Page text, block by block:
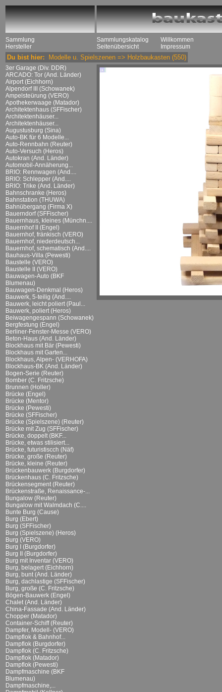
Sammlung
Hersteller
Sammlungskatalog
Seitenübersicht
Willkommen
Impressum
Du bist hier: Modelle u. Spielszenen => Holzbaukasten (550)
3er Garage (Div. DDR)
ARCADO: Tor (And. Länder)
Airport (Eichhorn)
Alpendorf III (Schowanek)
Ampelsteürung (VERO)
Apothekerwaage (Matador)
Architektenhaus (SFFischer)
Architektenhäuser...
Architektenhäuser...
Augustusburg (Sina)
Auto-BK für 6 Modelle...
Auto-Rennbahn (Reuter)
Auto-Versuch (Heros)
Autokran (And. Länder)
Automobil-Annäherung...
BRIO: Rennwagen (And....
BRIO: Schlepper (And....
BRIO: Trike (And. Länder)
Bahnschranke (Heros)
Bahnstation (THUWA)
Bahnübergang (Firma X)
Bauerndorf (SFFischer)
Bauernhaus, kleines (Münchn....
Bauernhof II (Engel)
Bauernhof, fränkisch (VERO)
Bauernhof, niederdeutsch...
Bauernhof, schematisch (And....
Bauhaus-Villa (Pewesti)
Baustelle (VERO)
Baustelle II (VERO)
Bauwagen-Auto (BKF
Blumenau)
Bauwagen-Denkmal (Heros)
Bauwerk, 5-teilig (And....
Bauwerk, leicht poliert (Paul...
Bauwerk, poliert (Heros)
Beiwagengespann (Schowanek)
Bergfestung (Engel)
Berliner-Fenster-Messe (VERO)
Beton-Haus (And. Länder)
Blockhaus mit Bär (Pewesti)
Blockhaus mit Garten...
Blockhaus, Alpen- (VERHOFA)
Blockhaus-BK (And. Länder)
Bogen-Serie (Reuter)
Bomber (C. Fritzsche)
Brunnen (Holler)
Brücke (Engel)
Brücke (Mentor)
Brücke (Pewesti)
Brücke (SFFischer)
Brücke (Spielszene) (Reuter)
Brücke mit Zug (SFFischer)
Brücke, doppelt (BKF...
Brücke, etwas stilisiert...
Brücke, futuristiscch (Näf)
Brücke, große (Reuter)
Brücke, kleine (Reuter)
Brückenbauwerk (Burgdorfer)
Brückenhaus (C. Fritzsche)
Brückensegment (Reuter)
Brückenstraße, Renaissance-...
Bungalow (Reuter)
Bungalow mit Walmdach (C....
Bunte Burg (Cause)
Burg (Ebert)
Burg (SFFischer)
Burg (Spielszene) (Heros)
Burg (VERO)
Burg I (Burgdorfer)
Burg II (Burgdorfer)
Burg mit Inventar (VERO)
Burg, belagert (Eichhorn)
Burg, bunt (And. Länder)
Burg, dachlastige (SFFischer)
Burg, große (C. Fritzsche)
Bögen-Bauwerk (Engel)
Chalet (And. Länder)
China-Fassade (And. Länder)
Chopper (Matador)
Container-Schiff (Reuter)
Dampfer, Modell- (VERO)
Dampflok & Bahnhof...
Dampflok (Burgdorfer)
Dampflok (C. Fritzsche)
Dampflok (Matador)
Dampflok (Pewesti)
Dampfmaschine (BKF
Blumenau)
Dampfmaschine,...